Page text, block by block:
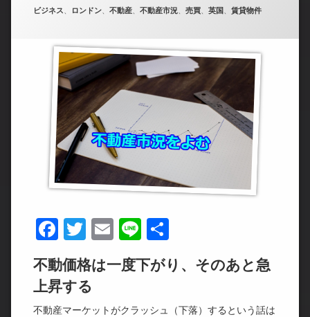
カテゴリー:
ビジネス、 ロンドン、 不動産、 不動産市況、 売買、 英国 、 賃貸物件
Facebook
Twitter
Email
Line
有
不動価格は一度下がり、そのあと急
上昇する
不動産マーケットがクラッシュ（下落）するという話は